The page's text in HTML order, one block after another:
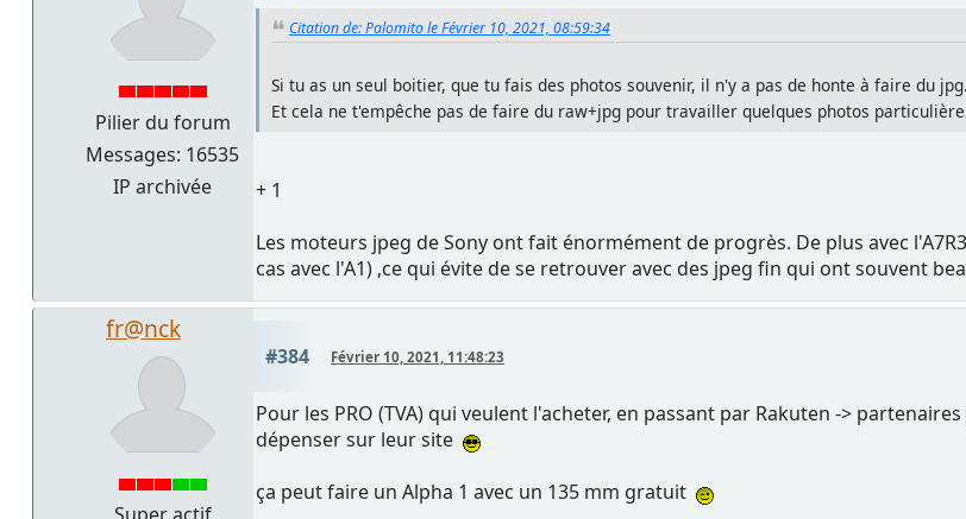
Pilier du forum
Messages: 16535
IP archivée
Citation de: Palomito le Février 10, 2021, 08:59:34
Si tu as un seul boitier, que tu fais des photos souvenir, il n'y a pas de honte à faire du
Et cela ne t'empêche pas de faire du raw+jpg pour travailler quelques photos
+ 1
Les moteurs jpeg de Sony ont fait énormément de progrès. De plus avec
cas avec l'A1) ,ce qui évite de se retrouver avec des jpeg fin qui ont souvent
fr@nck
#384 Février 10, 2021, 11:48:23
Pour les PRO (TVA) qui veulent l'acheter, en passant par Rakuten ->
dépenser sur leur site
ça peut faire un Alpha 1 avec un 135 mm gratuit